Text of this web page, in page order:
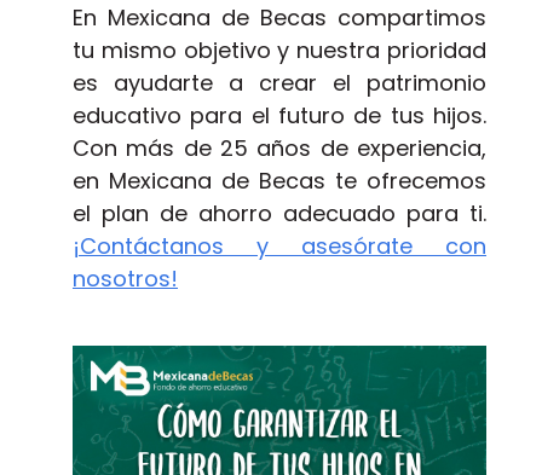
En Mexicana de Becas compartimos
tu mismo objetivo y nuestra prioridad
es ayudarte a crear el patrimonio
educativo para el futuro de tus hijos.
Con más de 25 años de experiencia,
en Mexicana de Becas te ofrecemos
el plan de ahorro adecuado para ti.
¡Contáctanos y asesórate con
nosotros!